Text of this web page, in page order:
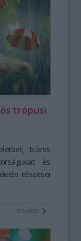
trópusi
bűvös
és
részesei
tovább